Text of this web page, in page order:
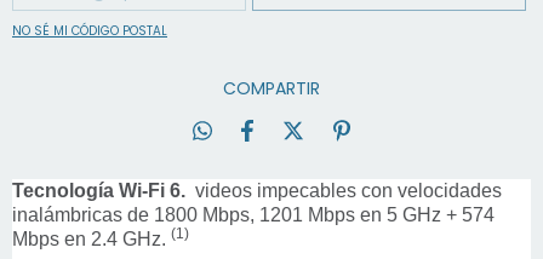
NO SÉ MI CÓDIGO POSTAL
COMPARTIR
Tecnología Wi-Fi 6. videos impecables con velocidades
inalámbricas de 1800 Mbps, 1201 Mbps en 5 GHz + 574
Mbps en 2.4 GHz. (1)